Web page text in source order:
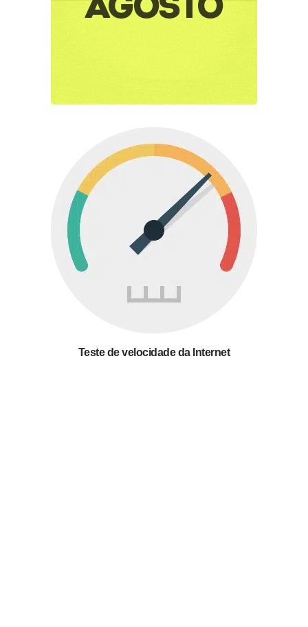
Teste de velocidade da Internet